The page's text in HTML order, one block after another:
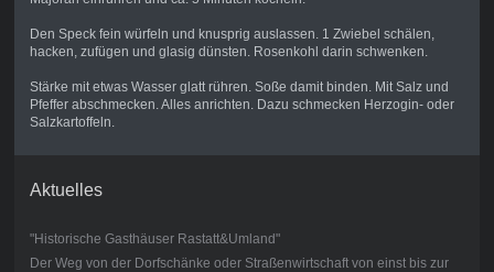
Den Speck fein würfeln und knusprig auslassen. 1 Zwiebel schälen,
hacken, zufügen und glasig dünsten. Rosenkohl darin schwenken.
Stärke mit etwas Wasser glatt rühren. Soße damit binden. Mit Salz und
Pfeffer abschmecken. Alles anrichten. Dazu schmecken Herzogin- oder
Salzkartoffeln.
Aktuelles
"Historische Gasthäuser Rastatt&Umland"
Der Weg von der Dorfschänke oder Straßenwirtschaft von einst bis zur